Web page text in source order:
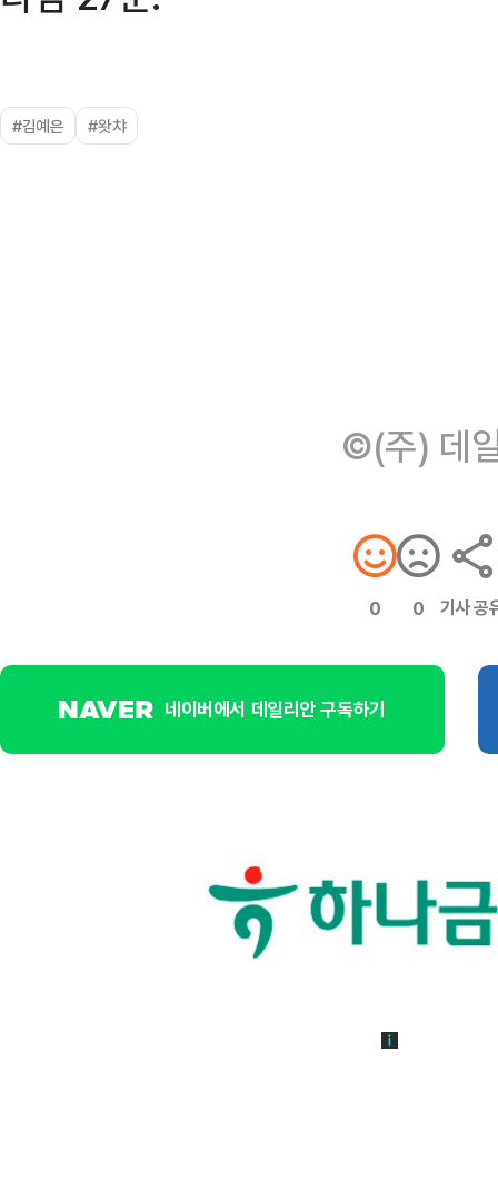
#김예은 #왓챠
©(주) 데
0 0 기사 공
네이버에서 데일리안 구독하기